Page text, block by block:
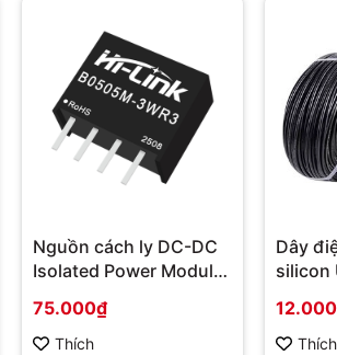
Nguồn cách ly DC-DC
Isolated Power Module
75.000₫
Thích
Dây
silicon
Thích